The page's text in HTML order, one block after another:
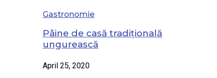
Gastronomie
Pâine de casă tradițională
ungurească
April 25, 2020